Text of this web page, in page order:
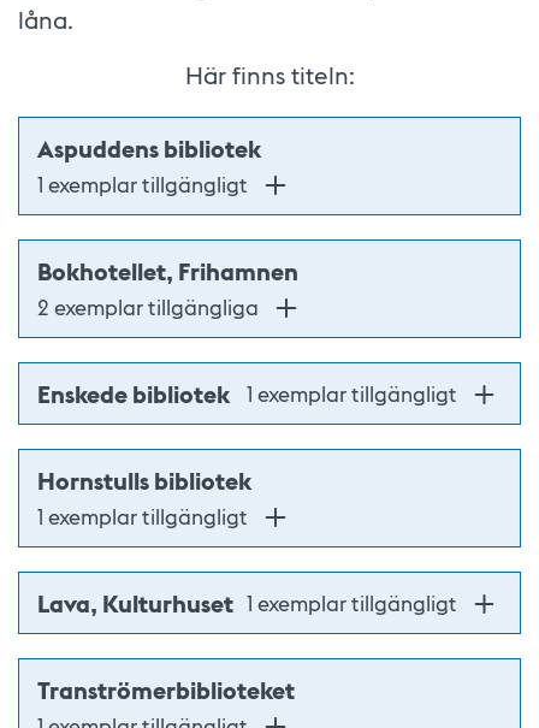
låna.
Här finns titeln:
Aspuddens bibliotek
1 exemplar tillgängligt
Bokhotellet, Frihamnen
2 exemplar tillgängliga
Enskede bibliotek 1 exemplar tillgängligt
Hornstulls bibliotek
1 exemplar tillgängligt
Lava, Kulturhuset 1 exemplar tillgängligt
Tranströmerbiblioteket